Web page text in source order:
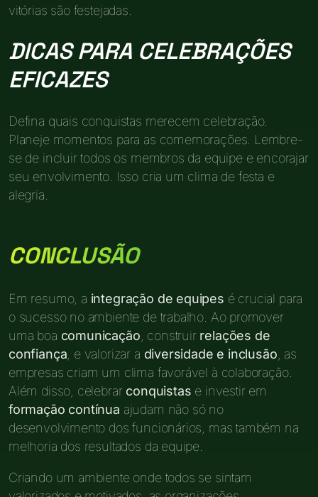
vitórias são festejadas.
DICAS PARA CELEBRAÇÕES
EFICAZES
Defina quais conquistas merecem celebração.
Planeje momentos para as comemorações. Lembre-
se de incluir todos os membros da equipe e encorajar
seu envolvimento. Isso cria um clima de festa e
alegria.
CONCLUSÃO
Em resumo, a integração de equipes é crucial para
o sucesso no ambiente de trabalho. Ao promover
uma boa comunicação , construir relações de
confiança , e valorizar a diversidade e inclusão , as
empresas criam um clima favorável à colaboração.
Além disso, celebrar conquistas e investir em
formação contínua ajudam não só no
desenvolvimento dos funcionários, mas também na
melhoria dos resultados da equipe.
Criando um ambiente onde todos se sintam